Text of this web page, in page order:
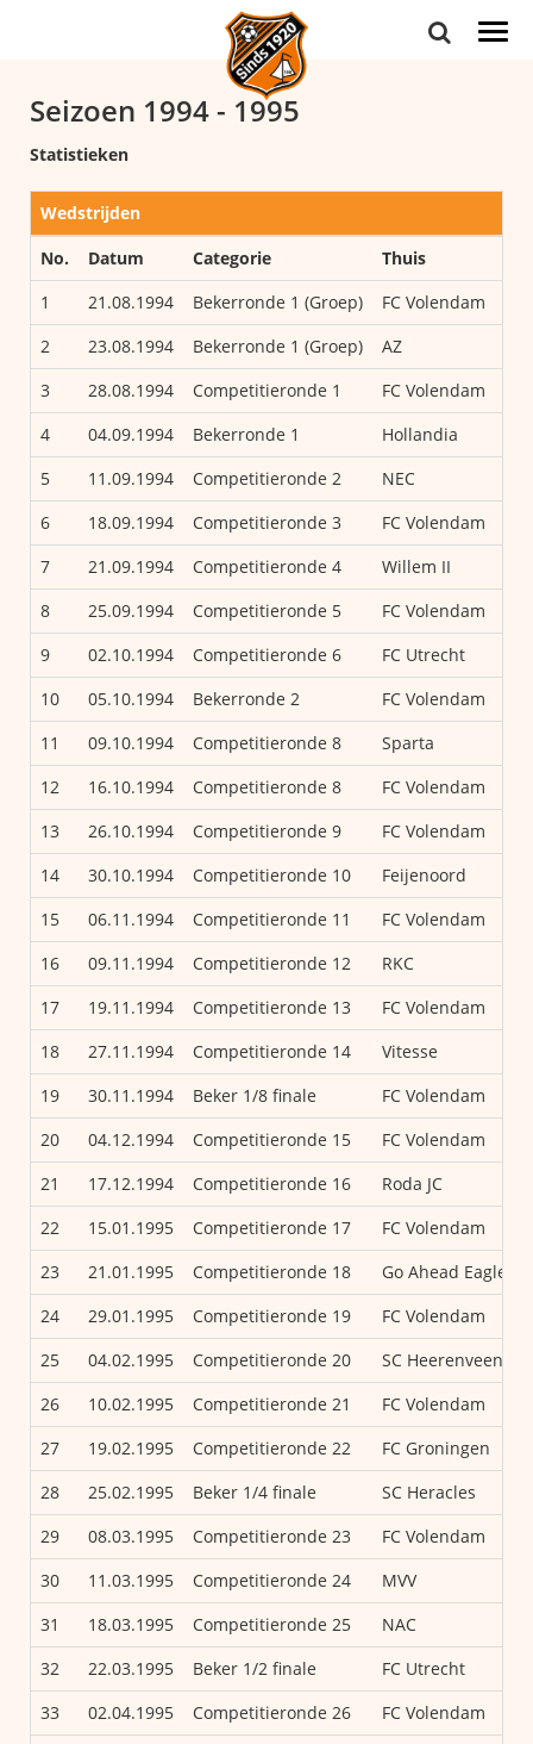
Seizoen 1994 - 1995
Statistieken
Wedstrijden
No.
Datum Categorie
Thuis
1
21.08.1994 Bekerronde 1 (Groep)
FC Volendam
2
23.08.1994 Bekerronde 1 (Groep)
AZ
3
28.08.1994 Competitieronde 1
FC Volendam
4
04.09.1994 Bekerronde 1
Hollandia
5
11.09.1994 Competitieronde 2
NEC
6
18.09.1994 Competitieronde 3
FC Volendam
7
21.09.1994 Competitieronde 4
Willem II
8
25.09.1994 Competitieronde 5
FC Volendam
9
02.10.1994 Competitieronde 6
FC Utrecht
10
05.10.1994 Bekerronde 2
FC Volendam
11
09.10.1994 Competitieronde 8
Sparta
12
16.10.1994 Competitieronde 8
FC Volendam
13
26.10.1994 Competitieronde 9
FC Volendam
14
30.10.1994 Competitieronde 10
Feijenoord
15
06.11.1994 Competitieronde 11
FC Volendam
16
09.11.1994 Competitieronde 12
RKC
17
19.11.1994 Competitieronde 13
FC Volendam
18
27.11.1994 Competitieronde 14
Vitesse
19
30.11.1994 Beker 1/8 finale
FC Volendam
20
04.12.1994 Competitieronde 15
FC Volendam
21
17.12.1994 Competitieronde 16
Roda JC
22
15.01.1995 Competitieronde 17
FC Volendam
23
21.01.1995 Competitieronde 18
Go Ahead Eagles
24
29.01.1995 Competitieronde 19
FC Volendam
25
04.02.1995 Competitieronde 20
SC Heerenveen
26
10.02.1995 Competitieronde 21
FC Volendam
27
19.02.1995 Competitieronde 22
FC Groningen
28
25.02.1995 Beker 1/4 finale
SC Heracles
29
08.03.1995 Competitieronde 23
FC Volendam
30
11.03.1995 Competitieronde 24
MVV
31
18.03.1995 Competitieronde 25
NAC
32
22.03.1995 Beker 1/2 finale
FC Utrecht
33
02.04.1995 Competitieronde 26
FC Volendam